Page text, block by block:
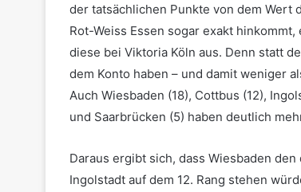
der tatsächlichen Punkte von dem Wert
Rot-Weiss Essen sogar exakt
diese bei Viktoria Köln aus. Denn statt
dem Konto haben – und damit weniger
Auch Wiesbaden (18), Cottbus (12),
und Saarbrücken (5) haben deutlich
Daraus ergibt sich, dass Wiesbaden
Ingolstadt auf dem 12. Rang stehen